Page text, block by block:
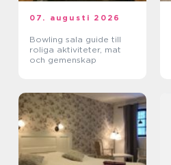
07. augusti 2026
Bowling sala guide till
roliga aktiviteter, mat
och gemenskap